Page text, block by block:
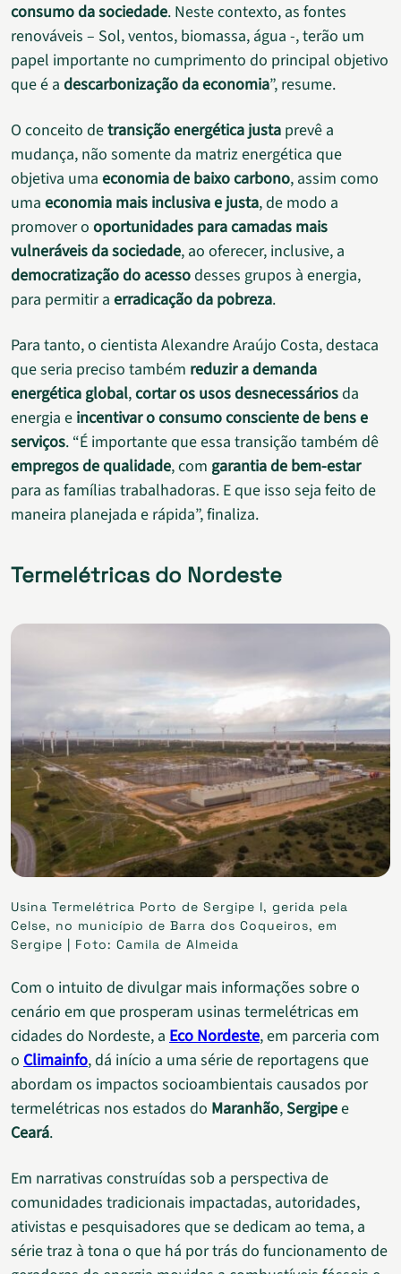
consumo da sociedade. Neste contexto, as fontes
renováveis – Sol, ventos, biomassa, água -, terão um
papel importante no cumprimento do principal objetivo
que é a descarbonização da economia”, resume.
O conceito detransição energética justa prevê a
mudança, não somente da matriz energética que
objetiva uma economia de baixo carbono, assim como
uma economia mais inclusiva e justa, de modo a
promover o oportunidades para camadas mais
vulneráveis da sociedade, ao oferecer, inclusive, a
democratização do acessodesses grupos à energia,
para permitir a erradicação da pobreza.
Para tanto, o cientista Alexandre Araújo Costa, destaca
que seria preciso também reduzir a demanda
energética global,cortar os usos desnecessáriosda
energia e incentivar o consumo consciente de bens e
serviços. “É importante que essa transição também dê
empregos de qualidade, com garantia de bem-estar
para as famílias trabalhadoras. E que isso seja feito de
maneira planejada e rápida”, finaliza.
Termelétricas do Nordeste
Usina Termelétrica Porto de Sergipe I, gerida pela
Celse, no município de Barra dos Coqueiros, em
Sergipe | Foto: Camila de Almeida
Com o intuito de divulgar mais informações sobre o
cenário em que prosperam usinas termelétricas em
cidades do Nordeste, a Eco Nordeste, em parceria com
o Climainfo, dá início a uma série de reportagens que
abordam os impactos socioambientais causados por
termelétricas nos estados do Maranhão, Sergipee
Ceará.
Em narrativas construídas sob a perspectiva de
comunidades tradicionais impactadas, autoridades,
ativistas e pesquisadores que se dedicam ao tema, a
série traz à tona o que há por trás do funcionamento de